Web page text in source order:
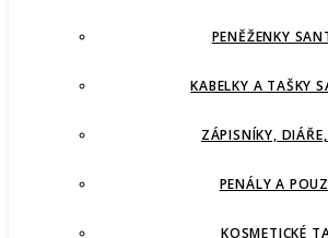
PENĚŽENKY
KABELKY A TAŠKY
ZÁPISNÍKY,
PENÁLY A
KOSMETICKÉ